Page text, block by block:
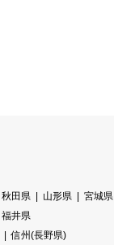
秋田県 山形県 宮城県
福井県
信州(長野県)